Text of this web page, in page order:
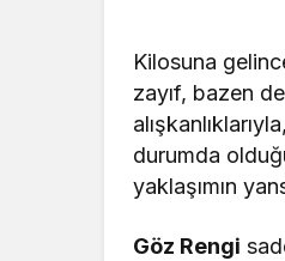
Kilosuna
zayıf, bazen
durumda
yaklaşımın
Göz Rengi